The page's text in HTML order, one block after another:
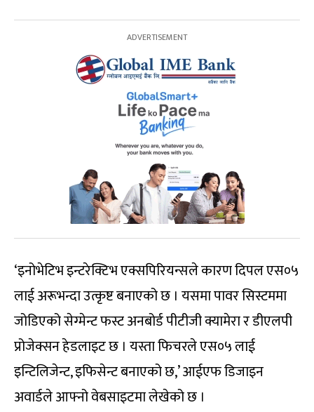
‘इनोभेटिभ इन्टरेक्टिभ एक्सपिरियन्सले कारण दिपल एस०५
लाई अरूभन्दा उत्कृष्ट बनाएको छ । यसमा पावर सिस्टममा
जोडिएको सेग्मेन्ट फस्ट अनबोर्ड पीटीजी क्यामेरा र डीएलपी
प्रोजेक्सन हेडलाइट छ । यस्ता फिचरले एस०५ लाई
इन्टिलिजेन्ट, इफिसेन्ट बनाएको छ,’ आईएफ डिजाइन
अवार्डले आफ्नो वेबसाइटमा लेखेको छ ।